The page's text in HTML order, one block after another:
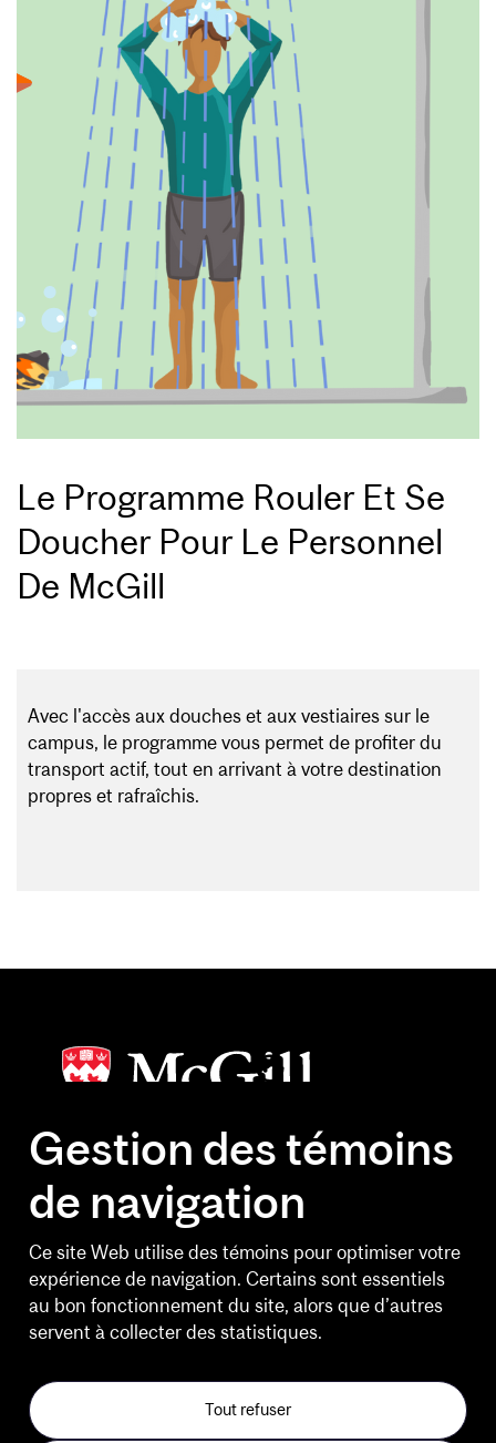
Le Programme Rouler Et Se
Doucher Pour Le Personnel
De McGill
Avec l'accès aux douches et aux vestiaires sur le
campus, le programme vous permet de profiter du
transport actif, tout en arrivant à votre destination
propres et rafraîchis.
Gestion des témoins
de navigation
Ce site Web utilise des témoins pour optimiser votre
expérience de navigation. Certains sont essentiels
au bon fonctionnement du site, alors que d’autres
servent à collecter des statistiques.
Tout refuser
HEURES D'OUVERTURE
Lundi au vendredi
6 h 30 à 20 h 30
Fins de semaine
Jours feriés et le Bureau de
l'expérience client